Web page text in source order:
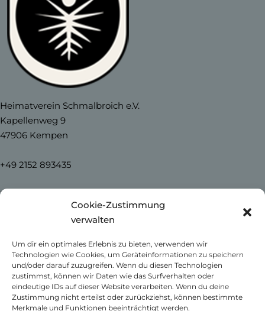
Cookie-Zustimmung
verwalten
Um dir ein optimales Erlebnis zu bieten, verwenden wir
Technologien wie Cookies, um Geräteinformationen zu speichern
und/oder darauf zuzugreifen. Wenn du diesen Technologien
zustimmst, können wir Daten wie das Surfverhalten oder
eindeutige IDs auf dieser Website verarbeiten. Wenn du deine
Zustimmung nicht erteilst oder zurückziehst, können bestimmte
Merkmale und Funktionen beeinträchtigt werden.
Heimatverein Schmalbroich e.V.
Kapellenweg 9
47906 Kempen
+49 2152 893435
info@heimatverein-schmalbroich.de
News
Unser Schmalbroich
Kontakt
Impressum
Datenschutzerklärung